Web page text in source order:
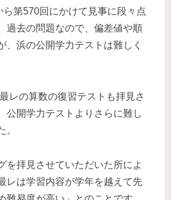
第570回にかけて見事に段々点
過去の問題なので、偏差値や順
、浜の公開学力テストは難しく
レの算数の復習テストも拝見さ
公開学力テストよりさらに難し
。
を拝見させていただいた所によ
レは学習内容が学年を越えて先